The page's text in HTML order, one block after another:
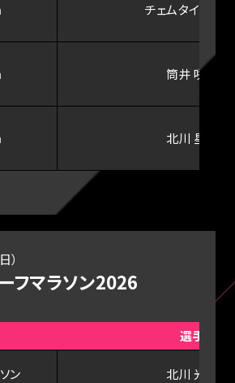
チェムタイ・デボ
筒井 咲帆
北川 星瑠
）
フマラソン2026
選手
ン 北川 光瑠